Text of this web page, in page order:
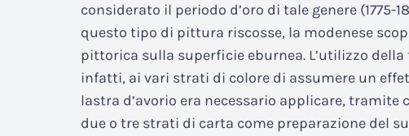
considerato il periodo d’oro di tale genere (1775-
questo tipo di pittura riscosse, la modenese
pittorica sulla superficie eburnea. L’utilizzo
infatti, ai vari strati di colore di assumere un
lastra d’avorio era necessario applicare,
due o tre strati di carta come preparazione del